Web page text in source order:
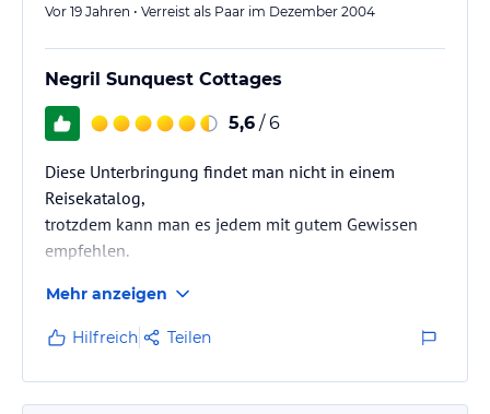
Vor 19 Jahren • Verreist als Paar im Dezember 2004
Negril Sunquest Cottages
5,6 / 6
Diese Unterbringung findet man nicht in einem
Reisekatalog,
trotzdem kann man es jedem mit gutem Gewissen
empfehlen.
gastfreundlich und die Atmosphäre ist sehr familiär.
Mehr anzeigen
Hilfreich Teilen